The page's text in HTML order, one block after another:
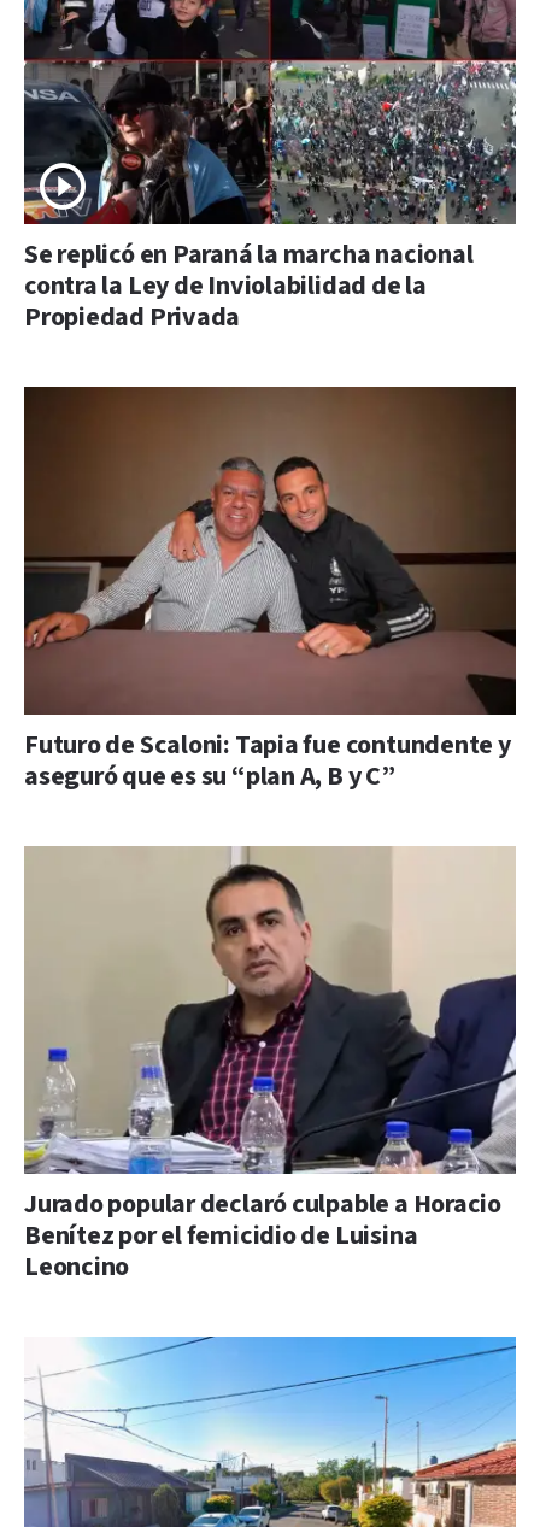
Se replicó en Paraná la marcha nacional
contra la Ley de Inviolabilidad de la
Propiedad Privada
Futuro de Scaloni: Tapia fue contundente y
aseguró que es su “plan A, B y C”
Jurado popular declaró culpable a Horacio
Benítez por el femicidio de Luisina
Leoncino